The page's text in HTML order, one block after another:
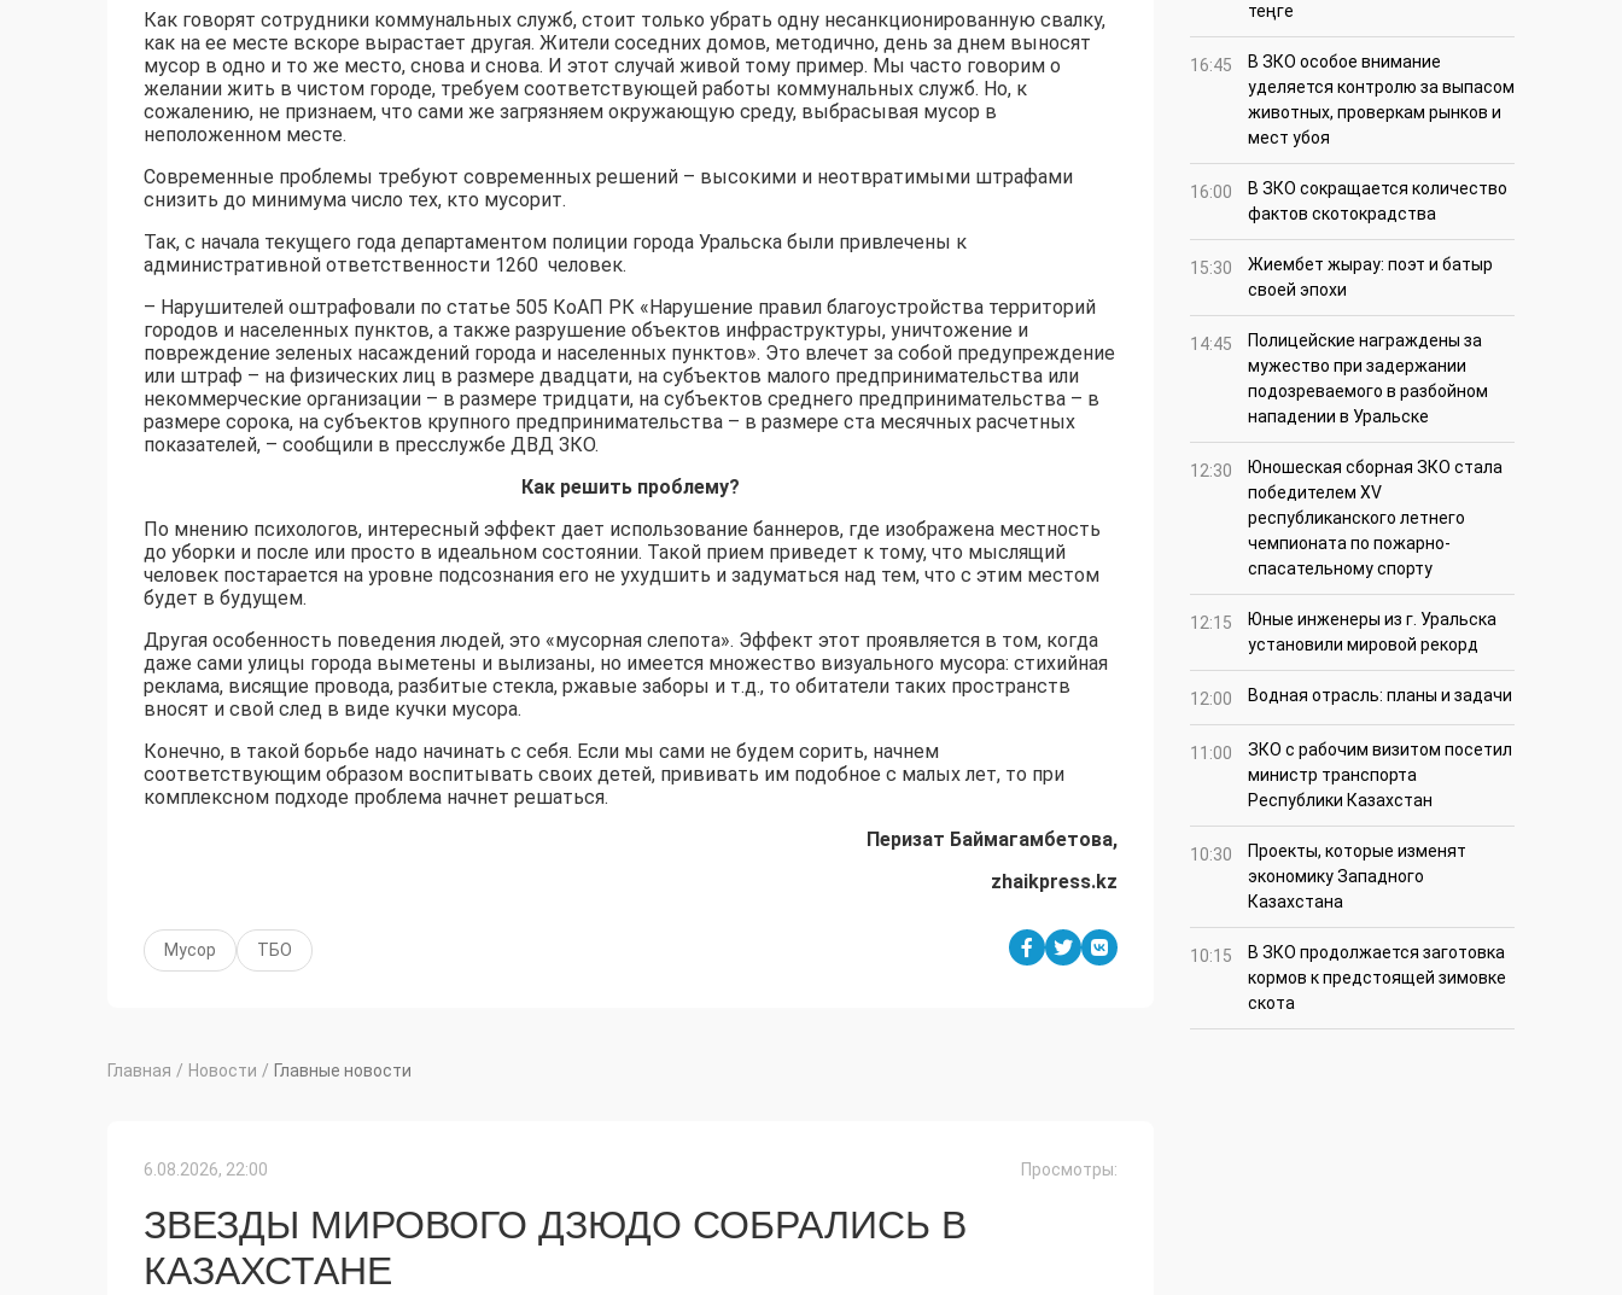
Как говорят сотрудники коммунальных служб, стоит только убрать одну несанкционированную свалку,
как на ее месте вскоре вырастает другая. Жители соседних домов, методично, день за днем выносят
мусор в одно и то же место, снова и снова. И этот случай живой тому пример. Мы часто говорим о
желании жить в чистом городе, требуем соответствующей работы коммунальных служб. Но, к
сожалению, не признаем, что сами же загрязняем окружающую среду, выбрасывая мусор в
неположенном месте.
Современные проблемы требуют современных решений – высокими и неотвратимыми штрафами
снизить до минимума число тех, кто мусорит.
Так, с начала текущего года департаментом полиции города Уральска были привлечены к
административной ответственности 1260 человек.
– Нарушителей оштрафовали по статье 505 КоАП РК «Нарушение правил благоустройства территорий
городов и населенных пунктов, а также разрушение объектов инфраструктуры, уничтожение и
повреждение зеленых насаждений города и населенных пунктов». Это влечет за собой предупреждение
или штраф – на физических лиц в размере двадцати, на субъектов малого предпринимательства или
некоммерческие организации – в размере тридцати, на субъектов среднего предпринимательства – в
размере сорока, на субъектов крупного предпринимательства – в размере ста месячных расчетных
показателей, – сообщили в пресслужбе ДВД ЗКО.
Как решить проблему?
По мнению психологов, интересный эффект дает использование баннеров, где изображена местность
до уборки и после или просто в идеальном состоянии. Такой прием приведет к тому, что мыслящий
человек постарается на уровне подсознания его не ухудшить и задуматься над тем, что с этим местом
будет в будущем.
Другая особенность поведения людей, это «мусорная слепота». Эффект этот проявляется в том, когда
даже сами улицы города выметены и вылизаны, но имеется множество визуального мусора: стихийная
реклама, висящие провода, разбитые стекла, ржавые заборы и т.д., то обитатели таких пространств
вносят и свой след в виде кучки мусора.
Конечно, в такой борьбе надо начинать с себя. Если мы сами не будем сорить, начнем
соответствующим образом воспитывать своих детей, прививать им подобное с малых лет, то при
комплексном подходе проблема начнет решаться.
Перизат Баймагамбетова,
zhaikpress.kz
Мусор ТБО
Главная / Новости / Главные новости
6.08.2026, 22:00 Просмотры:
ЗВЕЗДЫ МИРОВОГО ДЗЮДО СОБРАЛИСЬ В
КАЗАХСТАНЕ
теңге
16:45
В ЗКО особое внимание
уделяется контролю за выпасом
животных, проверкам рынков и
мест убоя
16:00
В ЗКО сокращается количество
фактов скотокрадства
15:30
Жиембет жырау: поэт и батыр
своей эпохи
14:45
Полицейские награждены за
мужество при задержании
подозреваемого в разбойном
нападении в Уральске
12:30
Юношеская сборная ЗКО стала
победителем XV
республиканского летнего
чемпионата по пожарно-
спасательному спорту
12:15
Юные инженеры из г. Уральска
установили мировой рекорд
12:00 Водная отрасль: планы и задачи
11:00
ЗКО с рабочим визитом посетил
министр транспорта
Республики Казахстан
10:30
Проекты, которые изменят
экономику Западного
Казахстана
10:15
В ЗКО продолжается заготовка
кормов к предстоящей зимовке
скота